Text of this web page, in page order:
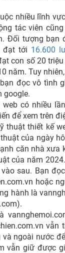
nhiều lĩnh
tác viên
Đối tượng bạn
đạt tới 16.600
con số 20
năm. Tuy
đọc vô tình
google.
có nhiều
để xem trên
thuật thiết kế
của ngày
căn nhà xưa
của năm
sau. Bạn
hoặc
hành là
ngoài nước
vẫn giữ được